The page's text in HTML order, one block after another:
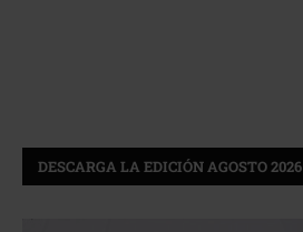
DESCARGA LA EDICIÓN AGOSTO 2026